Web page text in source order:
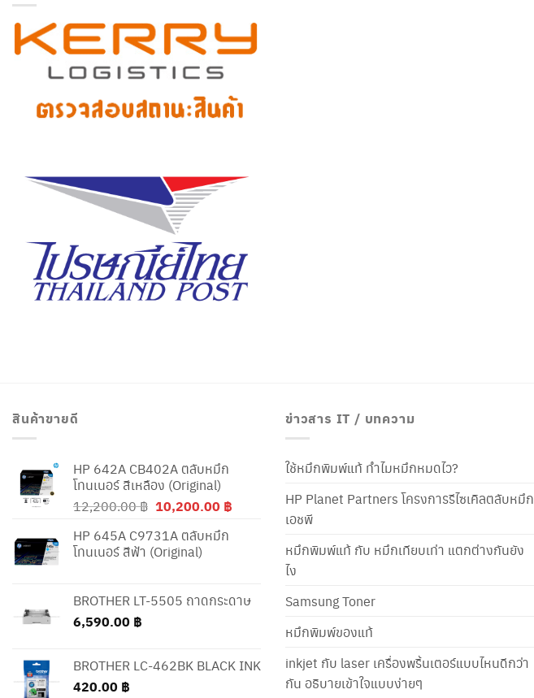
สินค้าขายดี
HP 642A CB402A ตลับหมึก
โทนเนอร์ สีเหลือง (Original)
12,200.00฿ Original
was:
12,200.00 ฿.
10,200.00 ฿Current
10,200.00 ฿.
HP 645A C9731A ตลับหมึก
โทนเนอร์ สีฟ้า (Original)
BROTHER LT-5505 ถาดกระดาษ
6,590.00 ฿
BROTHER LC-462BK BLACK INK
420.00 ฿
ข่าวสาร IT / บทความ
ใช้หมึกพิมพ์แท้ ทำไมหมึกหมดไว?
HP Planet Partners โครงการรีไซเคิลตลับหมึก
เอชพี
หมึกพิมพ์แท้ กับ หมึกเทียบเท่า แตกต่างกันยัง
ไง
Samsung Toner
หมึกพิมพ์ของแท้
inkjet กับ laser เครื่องพริ้นเตอร์แบบไหนดีกว่า
กัน อธิบายเข้าใจแบบง่ายๆ